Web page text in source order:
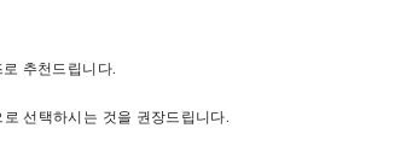
추천드립니다.
선택하시는 것을 권장드립니다.